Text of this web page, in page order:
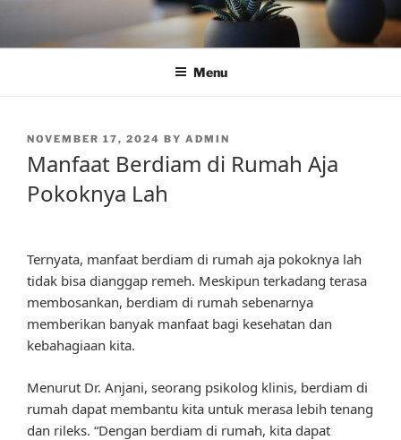
content
Menu
POSTED
NOVEMBER 17, 2024 BY ADMIN
Manfaat Berdiam di Rumah Aja
Pokoknya Lah
Ternyata, manfaat berdiam di rumah aja pokoknya lah
tidak bisa dianggap remeh. Meskipun terkadang terasa
membosankan, berdiam di rumah sebenarnya
memberikan banyak manfaat bagi kesehatan dan
kebahagiaan kita.
Menurut Dr. Anjani, seorang psikolog klinis, berdiam di
rumah dapat membantu kita untuk merasa lebih tenang
dan rileks. “Dengan berdiam di rumah, kita dapat